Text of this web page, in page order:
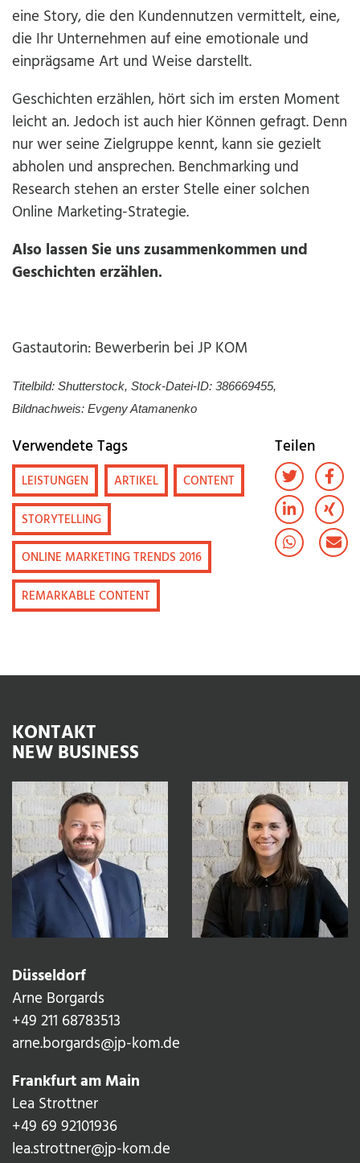
eine Story, die den Kundennutzen vermittelt, eine,
die Ihr Unternehmen auf eine emotionale und
einprägsame Art und Weise darstellt.
Geschichten erzählen, hört sich im ersten Moment
leicht an. Jedoch ist auch hier Können gefragt. Denn
nur wer seine Zielgruppe kennt, kann sie gezielt
abholen und ansprechen. Benchmarking und
Research stehen an erster Stelle einer solchen
Online Marketing-Strategie.
Also lassen Sie uns zusammenkommen und
Geschichten erzählen.
Gastautorin: Bewerberin bei JP KOM
Titelbild: Shutterstock, Stock-Datei-ID: 386669455,
Bildnachweis: Evgeny Atamanenko
Verwendete Tags
LEISTUNGEN ARTIKEL
CONTENT
STORYTELLING
ONLINE MARKETING TRENDS 2016
REMARKABLE CONTENT
Teilen
KONTAKT
NEW BUSINESS
Düsseldorf
Arne Borgards
+49 211 68783513‬
arne.borgards@jp-kom.de
Frankfurt am Main
Lea Strottner
+49 69 92101936
lea.strottner@jp-kom.de